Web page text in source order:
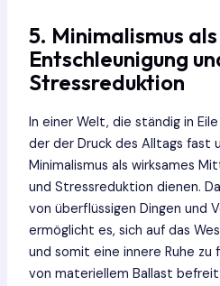
5. Minimalismus
Entschleunigung
Stressreduktion
In einer Welt, die ständig in
der der Druck des Alltags fast
Minimalismus als wirksames
und Stressreduktion dienen.
von überflüssigen Dingen und
ermöglicht es, sich auf das
und somit eine innere Ruhe zu
von materiellem Ballast